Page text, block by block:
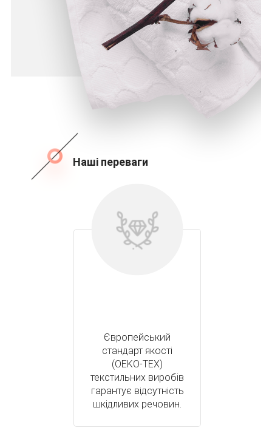
Наші переваги
Європейський
стандарт якості
(OEKO-TEX)
текстильних виробів
гарантує відсутність
шкідливих речовин.